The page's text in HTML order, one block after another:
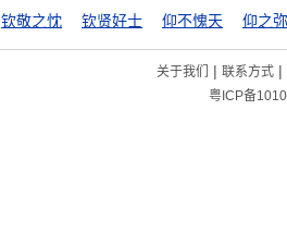
钦敬之忱 钦贤好士 仰不愧天 仰之
关于我们 | 联系方式|
粤ICP备